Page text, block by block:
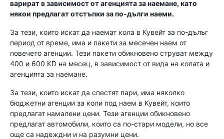
варират в зависимост от агенцията за наемане, като
някои предлагат отстъпки за по-дълги наеми.
За тези, които искат да наемат кола в Кувейт за по-дълъг
период от време, има и пакети за месечен наем от
повечето агенции. Тези пакети обикновено струват между
400 и 600 KD на месец, в зависимост от вида на колата и
агенцията за наемане.
За тези, които искат да спестят пари, има няколко
бюджетни агенции за коли под наем в Кувейт, които
предлагат намалени цени. Тези агенции обикновено
предлагат автомобили, които са по-стари модели, но все
още са надеждни и на разумни цени.